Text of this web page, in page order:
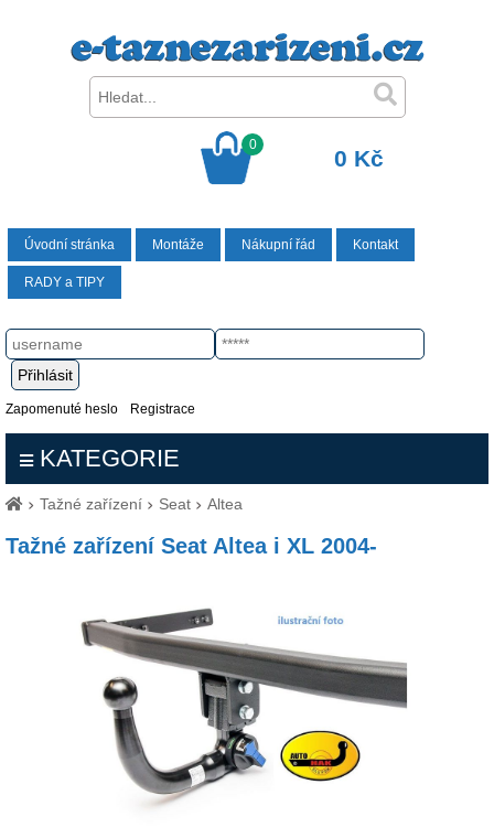
0
0 Kč
Úvodní stránka Montáže Nákupní řád Kontakt
RADY a TIPY
Zapomenuté heslo Registrace
KATEGORIE
Tažné zařízení Seat Altea
Tažné zařízení Seat Altea i XL 2004-